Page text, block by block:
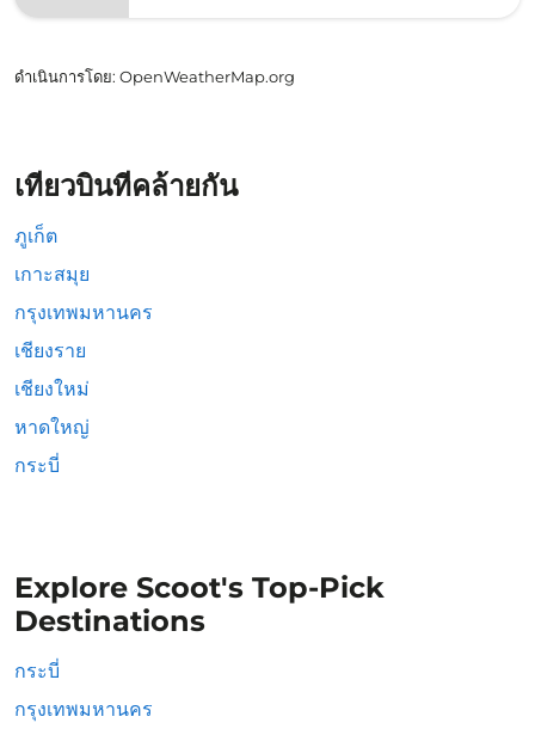
ดำเนินการโดย: OpenWeatherMap.org
เที่ยวบินที่คล้ายกัน
ภูเก็ต
เกาะสมุย
กรุงเทพมหานคร
เชียงราย
เชียงใหม่
หาดใหญ่
กระบี่
Explore Scoot's Top-Pick
Destinations
กระบี่
กรุงเทพมหานคร